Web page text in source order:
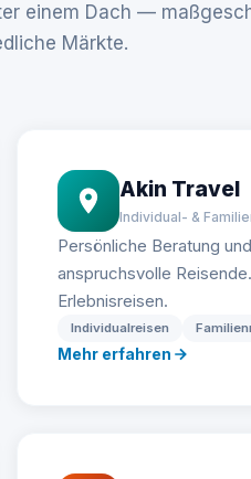
einem Dach —
Märkte.
Akin Travel
Individual- &
Persönliche Beratung
anspruchsvolle
Erlebnisreisen.
Individualreisen
Mehr erfahren